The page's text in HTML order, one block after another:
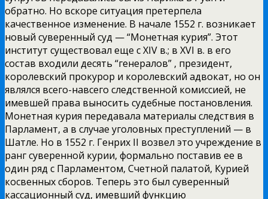
обратно. Но вскоре ситуация претерпела
качественное изменение. В начале 1552 г. возникает
новый суверенный суд — “Монетная курия”. Этот
институт существовал еще с XIV в.; в XVI в. в его
состав входили десять “генералов” , президент,
королевский прокурор и королевский адвокат, но он
являлся всего-навсего следственной комиссией, не
имевшей права выносить судебные постановления.
Монетная курия передавала материалы следствия в
Парламент, а в случае уголовных преступлений — в
Шатле. Но в 1552 г. Генрих II возвел это учреждение в
ранг суверенной курии, формально поставив ее в
один ряд с Парламентом, Счетной палатой, Курией
косвенных сборов. Теперь это был суверенный
кассационный суд, имевший функцию